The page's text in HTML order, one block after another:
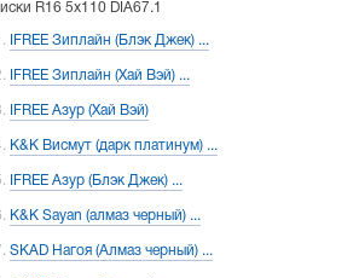
R16 5x110 DIA67.1
IFREE Зиплайн (Блэк Джек) ...
IFREE Зиплайн (Хай Вэй) ...
IFREE Азур (Хай Вэй)
K&K Висмут (дарк платинум) ...
IFREE Азур (Блэк Джек) ...
K&K Sayan (алмаз черный) ...
SKAD Нагоя (Алмаз черный) ...